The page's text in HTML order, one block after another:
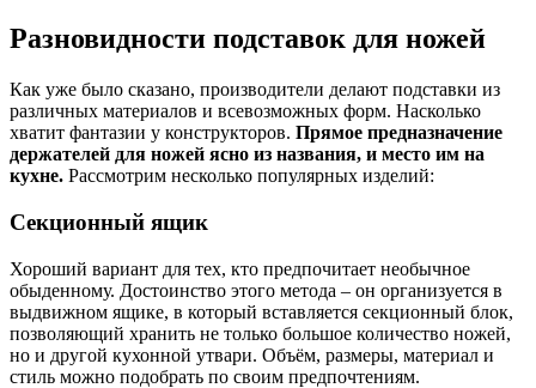
Разновидности подставок для ножей
Как уже было сказано, производители делают подставки из
различных материалов и всевозможных форм. Насколько
хватит фантазии у конструкторов. Прямое предназначение
держателей для ножей ясно из названия, и место им на
кухне. Рассмотрим несколько популярных изделий:
Секционный ящик
Хороший вариант для тех, кто предпочитает необычное
обыденному. Достоинство этого метода – он организуется в
выдвижном ящике, в который вставляется секционный блок,
позволяющий хранить не только большое количество ножей,
но и другой кухонной утвари. Объём, размеры, материал и
стиль можно подобрать по своим предпочтениям.